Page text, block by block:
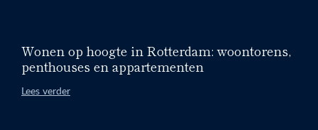
Wonen op hoogte in Rotterdam: woontorens,
penthouses en appartementen
Lees verder